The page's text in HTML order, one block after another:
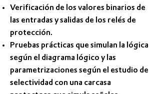
Verificación de los valores binarios de
las entradas y salidas de los relés de
protección.
Pruebas prácticas que simulan la lógica
según el diagrama lógico y las
parametrizaciones según el estudio de
selectividad con una carcasa